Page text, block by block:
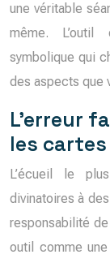
une véritable
même. L’outil
symbolique qui
des aspects que
L’erreur
les
L’écueil le
divinatoires à
responsabilité
outil comme